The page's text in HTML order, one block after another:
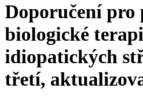
Doporučení pro
biologické
idiopatických
třetí,